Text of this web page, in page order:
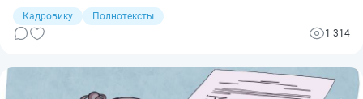
ИГ.Кадровику
Полнотексты
1 314